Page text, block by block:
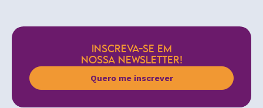
INSCREVA-SE EM
NOSSA NEWSLETTER!
Quero me inscrever